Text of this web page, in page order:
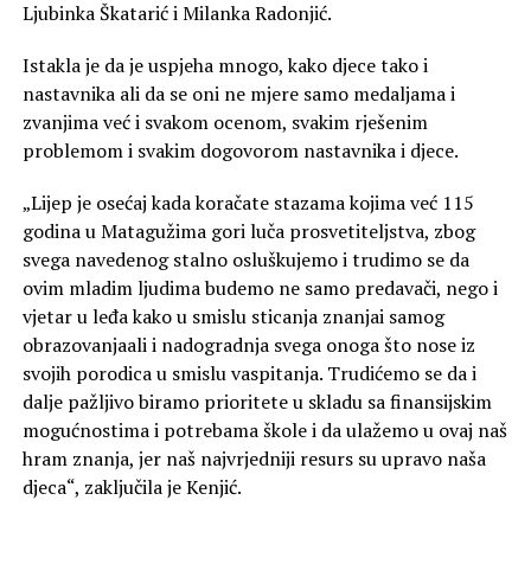
Ljubinka Škatarić i Milanka Radonjić.
Istakla je da je uspjeha mnogo, kako djece tako i
nastavnika ali da se oni ne mjere samo medaljama i
zvanjima već i svakom ocenom, svakim rješenim
problemom i svakim dogovorom nastavnika i djece.
„Lijep je osećaj kada koračate stazama kojima već 115
godina u Matagužima gori luča prosvetiteljstva, zbog
svega navedenog stalno osluškujemo i trudimo se da
ovim mladim ljudima budemo ne samo predavači, nego i
vjetar u leđa kako u smislu sticanja znanjai samog
obrazovanjaali i nadogradnja svega onoga što nose iz
svojih porodica u smislu vaspitanja. Trudićemo se da i
dalje pažljivo biramo prioritete u skladu sa finansijskim
mogućnostima i potrebama škole i da ulažemo u ovaj naš
hram znanja, jer naš najvrjedniji resurs su upravo naša
djeca“, zaključila je Kenjić.